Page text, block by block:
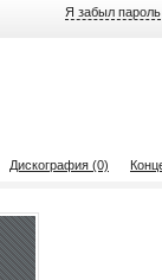
Я забыл пароль
Дискография (0)